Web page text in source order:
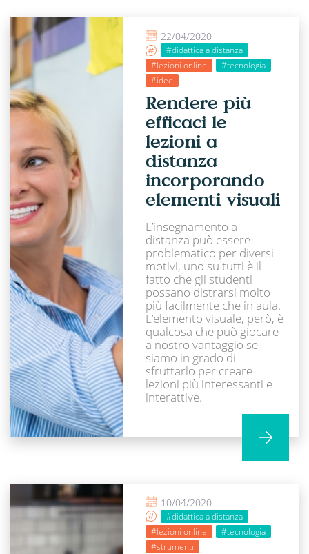
22/04/2020
#didattica a distanza
#lezioni online
#tecnologia
#idee
Rendere più
efficaci le
lezioni a
distanza
incorporando
elementi visuali
L’insegnamento a
distanza può essere
problematico per diversi
motivi, uno su tutti è il
fatto che gli studenti
possano distrarsi molto
più facilmente che in aula.
L’elemento visuale, però, è
qualcosa che può giocare
a nostro vantaggio se
siamo in grado di
sfruttarlo per creare
lezioni più interessanti e
interattive.
10/04/2020
#didattica a distanza
#lezioni online
#tecnologia
#strumenti